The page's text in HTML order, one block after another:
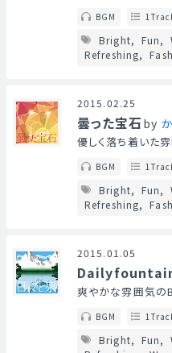
BGM
Bright Fun
Refreshing
2015.02.25
曇った宝石 by
優しく落ち着いた
BGM
Bright Fun
Refreshing
2015.01.05
爽やかな雰囲気の
BGM
Bright Fun